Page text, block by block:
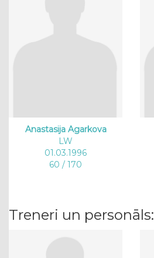
Anastasija Agarkova
LW
01.03.1996
60 / 170
Treneri un personāls: